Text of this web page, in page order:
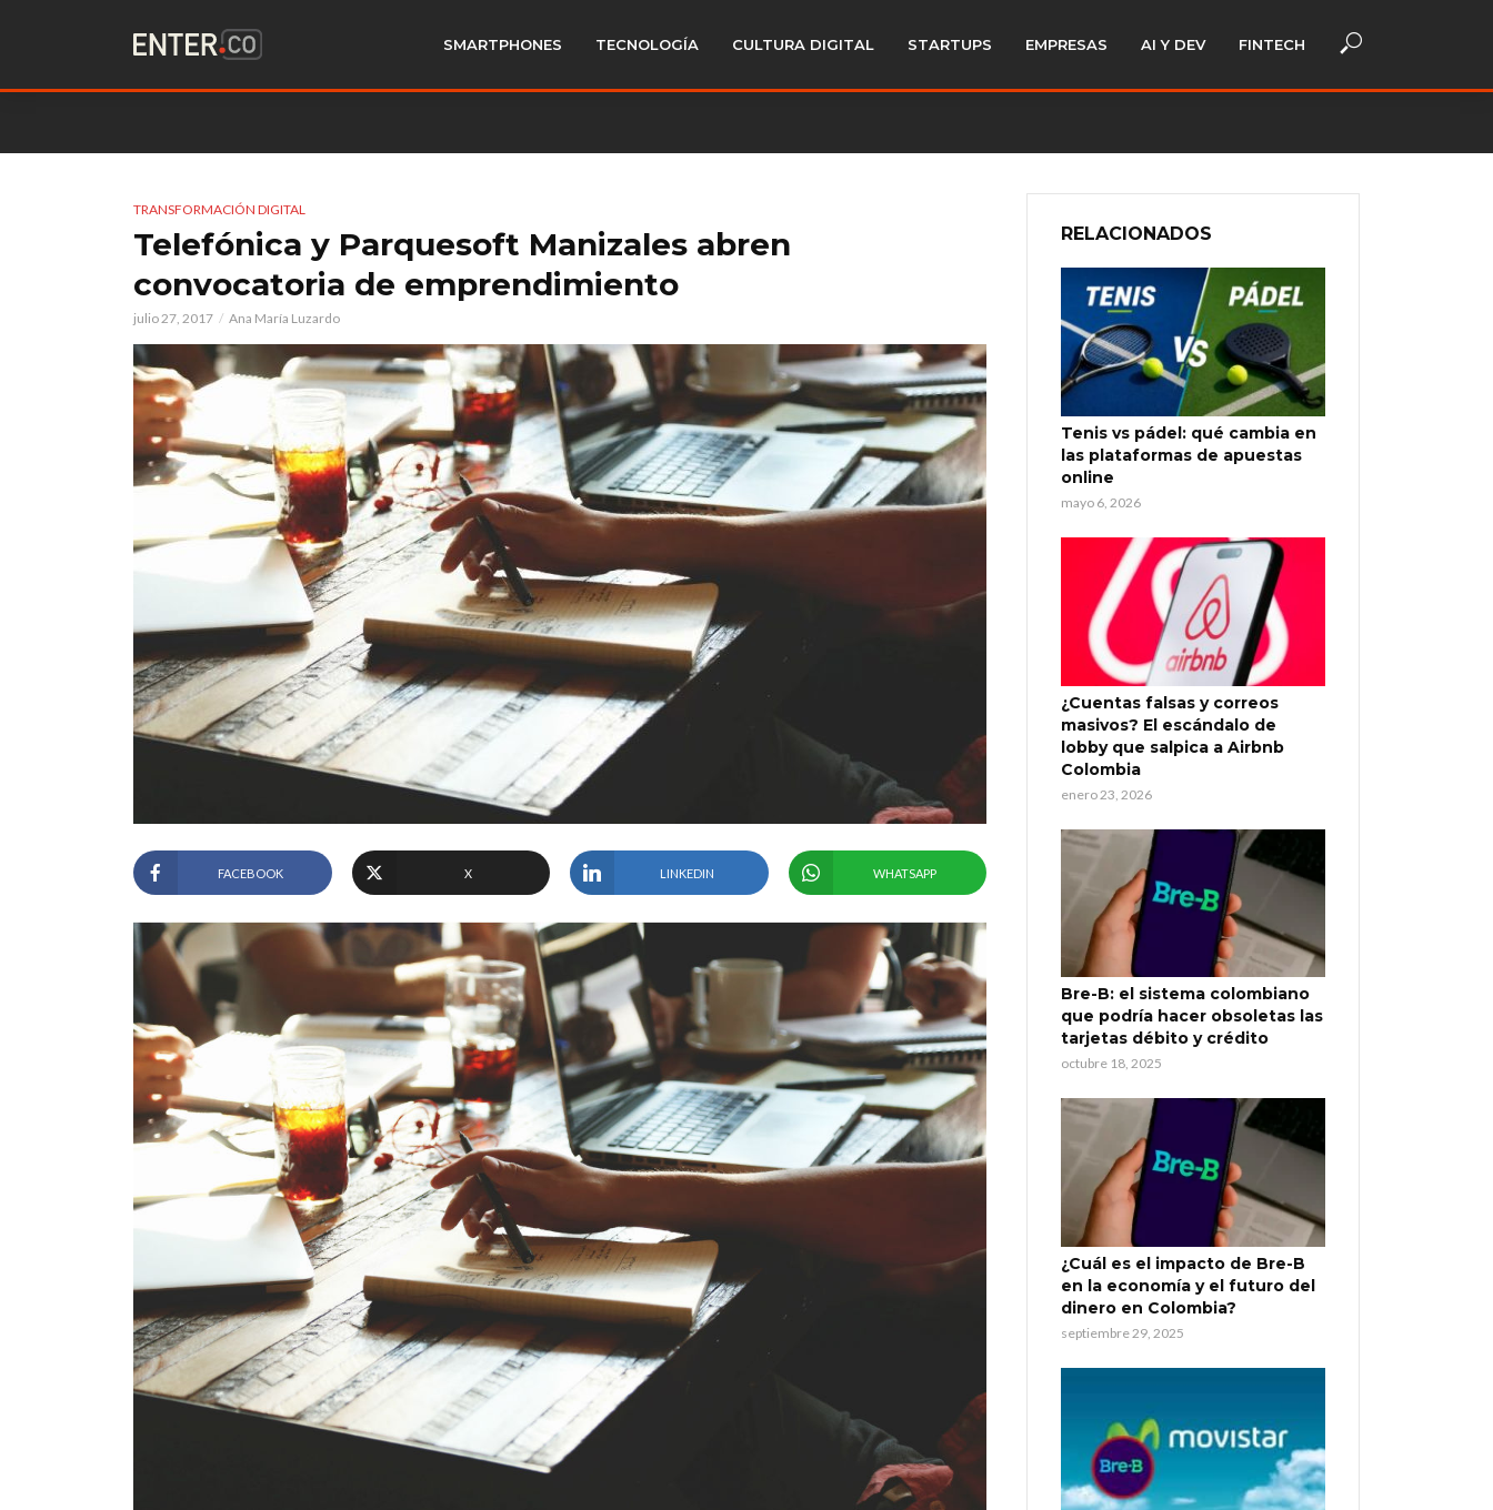
SMARTPHONES TECNOLOGÍA CULTURA DIGITAL STARTUPS EMPRESAS AI Y DEV FINTECH
TRANSFORMACIÓN DIGITAL
Telefónica y Parquesoft Manizales abren
convocatoria de emprendimiento
julio 27, 2017 Ana María Luzardo
FACEBOOK X LINKEDIN WHATSAPP
RELACIONADOS
Tenis vs pádel: qué cambia en
las plataformas de apuestas
online
mayo 6, 2026
¿Cuentas falsas y correos
masivos? El escándalo de
lobby que salpica a Airbnb
Colombia
enero 23, 2026
Bre-B: el sistema colombiano
que podría hacer obsoletas las
tarjetas débito y crédito
octubre 18, 2025
¿Cuál es el impacto de Bre-B
en la economía y el futuro del
dinero en Colombia?
septiembre 29, 2025